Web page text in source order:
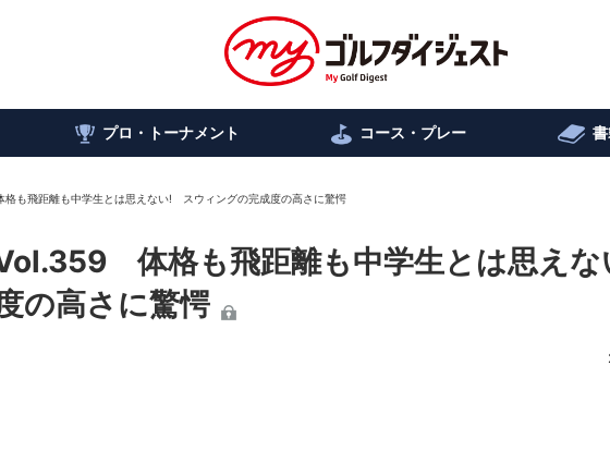
プロ・トーナメント コース・プレー
格も飛距離も中学生とは思えない! スウィングの完成度の高さに驚愕
Vol.359 体格も飛距離も中学生とは思えな
の高さに驚愕